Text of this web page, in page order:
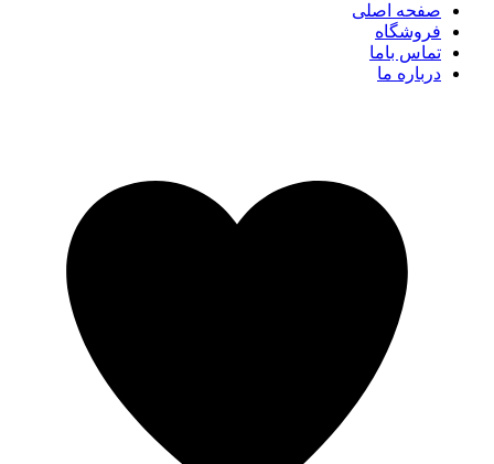
صفحه اصلی
فروشگاه
تماس باما
درباره ما